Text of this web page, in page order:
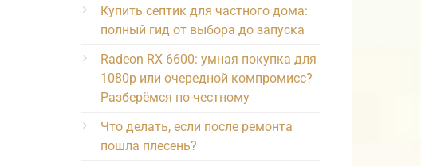
Купить септик для частного дома:
полный гид от выбора до запуска
Radeon RX 6600: умная покупка для
1080p или очередной компромисс?
Разберёмся по-честному
Что делать, если после ремонта
пошла плесень?